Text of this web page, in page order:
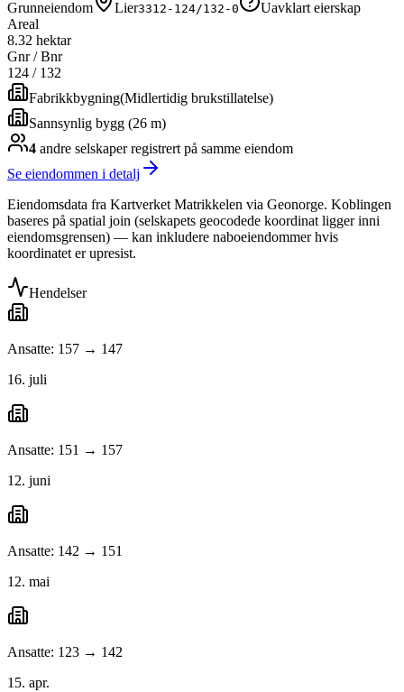
Grunneiendom
Lier3312-124/132-0
Uavklart eierskap
Areal
8.32 hektar
Gnr / Bnr
124 / 132
Fabrikkbygning(Midlertidig brukstillatelse)
Sannsynlig bygg (26 m)
4 andre selskaperregistrert på samme eiendom
Se eiendommen i detalj
Eiendomsdata fra Kartverket Matrikkelen via Geonorge. Koblingen
baseres på spatial join (selskapets geocodede koordinat ligger inni
eiendomsgrensen) — kan inkludere naboeiendommer hvis
koordinatet er upresist.
Hendelser
Ansatte: 157 → 147
16. juli
Ansatte: 151 → 157
12. juni
Ansatte: 142 → 151
12. mai
Ansatte: 123 → 142
15. apr.